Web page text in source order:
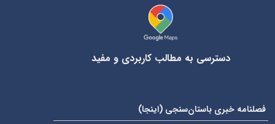
دسترسی به مطالب کاربردی و مفید
فصلنامه خبری باستان‌سنجی ( اینجا)